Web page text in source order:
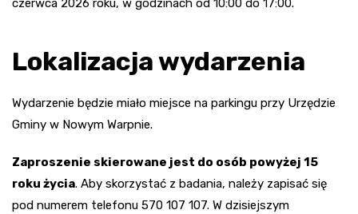
czerwca 2026 roku, w godzinach od 10:00 do 17:00.
Lokalizacja wydarzenia
Wydarzenie będzie miało miejsce na parkingu przy Urzędzie
Gminy w Nowym Warpnie.
Zaproszenie skierowane jest do osób powyżej 15
roku życia. Aby skorzystać z badania, należy zapisać się
pod numerem telefonu 570 107 107. W dzisiejszym